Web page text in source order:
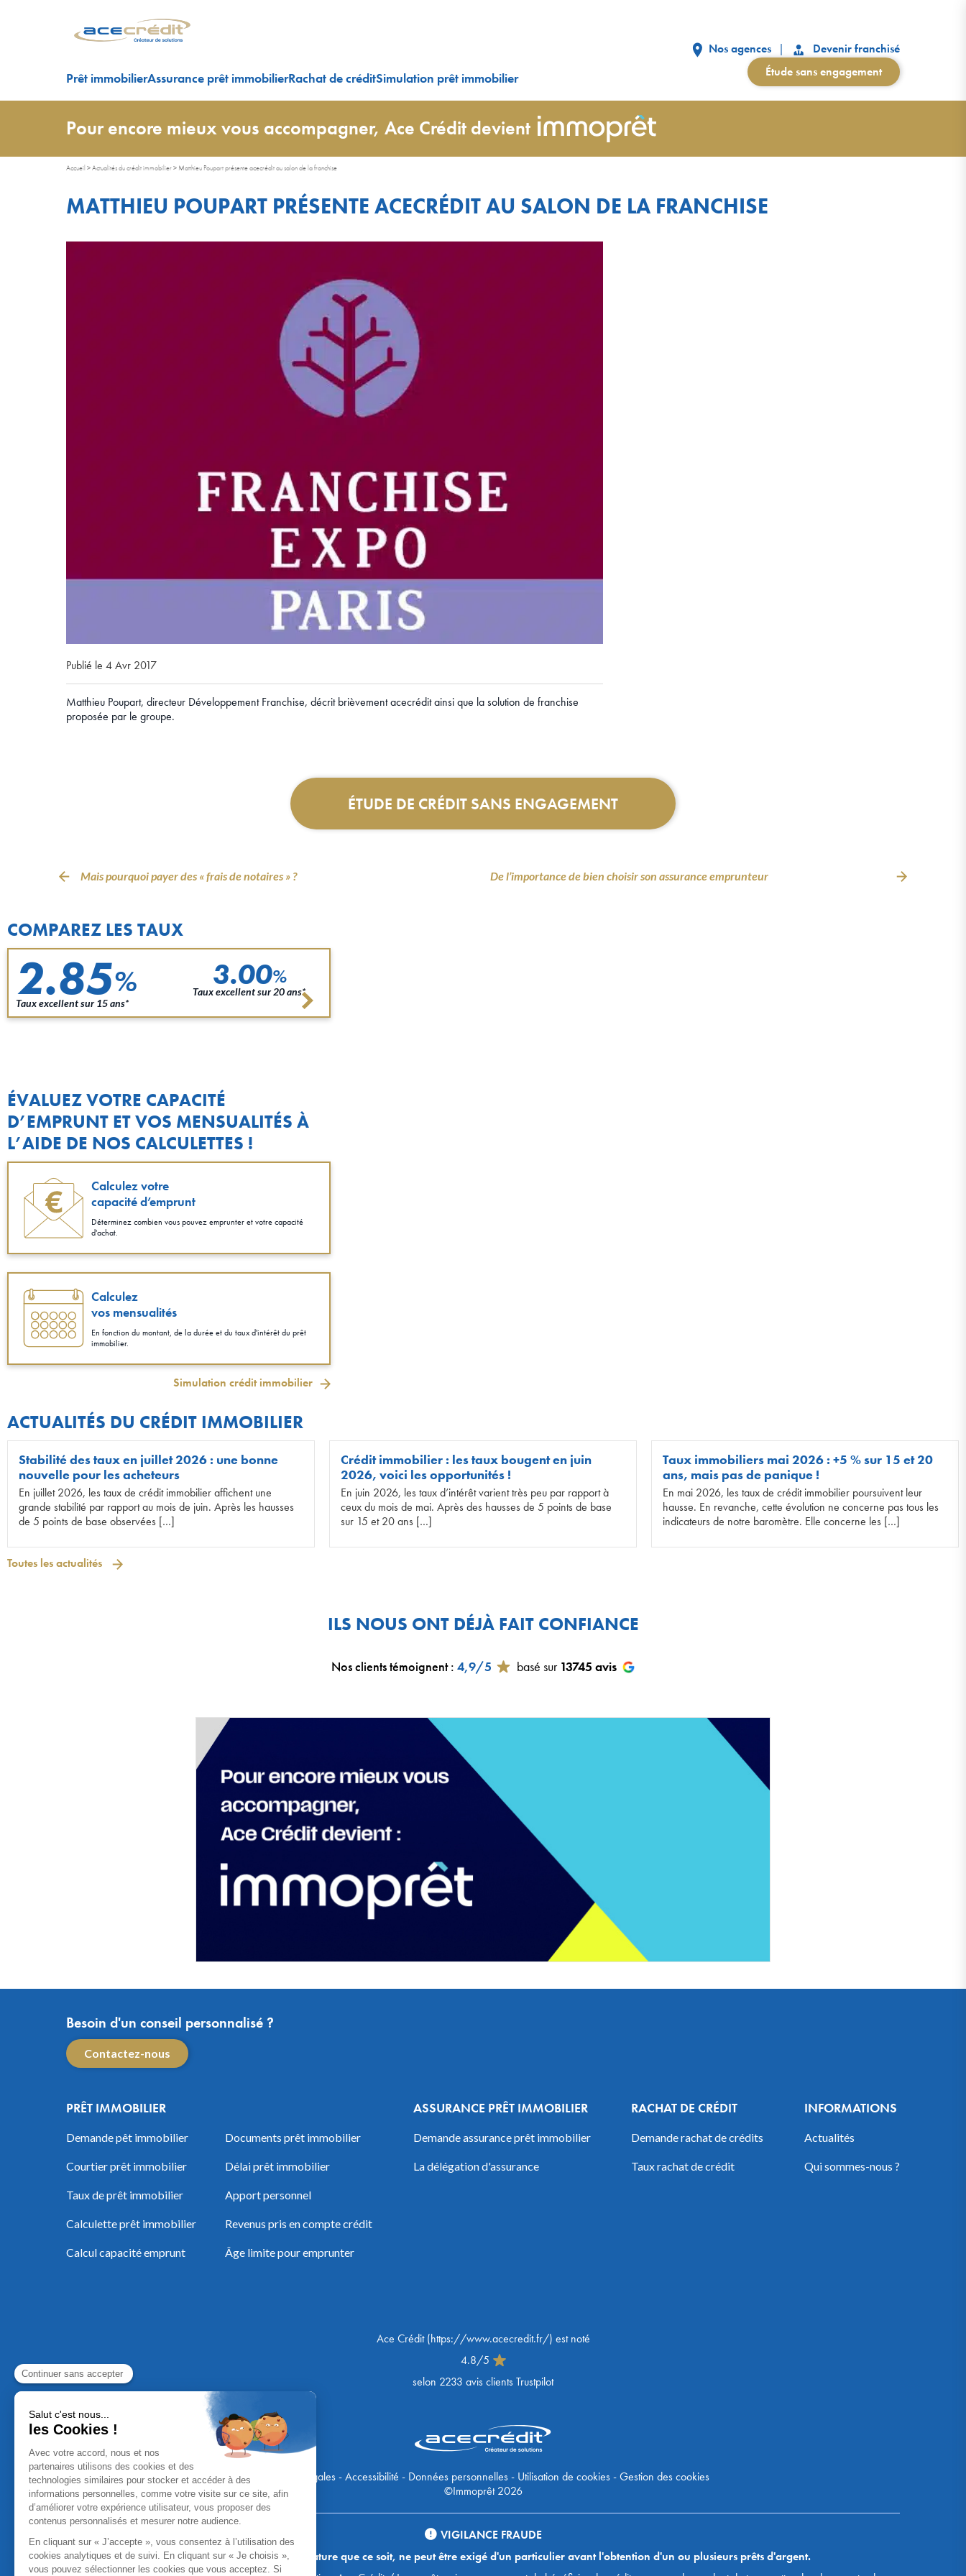
Prêt immobilierAssurance prêt immobilierRachat de créditSimulation prêt immobilier
Nos agences
Devenir franchisé
Étude sans engagement
Pour encore mieux vous accompagner, Ace Crédit devient
Accueil >Actualités du crédit immobilier> Matthieu Poupart présente acecrédit au salon de la franchise
MATTHIEU POUPART PRÉSENTE ACECRÉDIT AU SALON DE LA FRANCHISE
Publié le 4 Avr 2017
Matthieu Poupart, directeur Développement Franchise, décrit brièvement acecrédit ainsi que la solution de franchise
proposée par le groupe.
ÉTUDE DE CRÉDIT SANS ENGAGEMENT
Mais pourquoi payer des « frais de notaires » ? De l’importance de bien choisir son assurance emprunteur
COMPAREZ LES TAUX
2.85%
Taux excellent sur 15 ans*
3.00%
Taux excellent sur 20 ans*
ÉVALUEZ VOTRE CAPACITÉ
D’EMPRUNT ET VOS MENSUALITÉS À
L’AIDE DE NOS CALCULETTES !
Calculez votre
capacité d’emprunt
Déterminez combien vous pouvez emprunter et votre capacité
d'achat.
Calculez
vos mensualités
En fonction du montant, de la durée et du taux d'intérêt du prêt
immobilier.
Simulation crédit immobilier
ACTUALITÉS DU CRÉDIT IMMOBILIER
Stabilité des taux en juillet 2026 : une bonne
nouvelle pour les acheteurs
En juillet 2026, les taux de crédit immobilier affichent une
grande stabilité par rapport au mois de juin. Après les hausses
de 5 points de base observées […]
Crédit immobilier : les taux bougent en juin
2026, voici les opportunités !
En juin 2026, les taux d’intérêt varient très peu par rapport à
ceux du mois de mai. Après des hausses de 5 points de base
sur 15 et 20 ans […]
Taux immobiliers mai 2026 : +5 % sur 15 et 20
ans, mais pas de panique !
En mai 2026, les taux de crédit immobilier poursuivent leur
hausse. En revanche, cette évolution ne concerne pas tous les
indicateurs de notre baromètre. Elle concerne les […]
Toutes les actualités
ILS NOUS ONT DÉJÀ FAIT CONFIANCE
Nos clients témoignent: 4,9/5 basé sur 13745 avis
Besoin d'un conseil personnalisé ?
Contactez-nous
PRÊT IMMOBILIER
Demande pêt immobilier
Courtier prêt immobilier
Taux de prêt immobilier
Calculette prêt immobilier
Calcul capacité emprunt
Documents prêt immobilier
Délai prêt immobilier
Apport personnel
Revenus pris en compte crédit
Âge limite pour emprunter
ASSURANCE PRÊT IMMOBILIER
Demande assurance prêt immobilier
La délégation d'assurance
RACHAT DE CRÉDIT
Demande rachat de crédits
Taux rachat de crédit
INFORMATIONS
Actualités
Qui sommes-nous ?
Ace Crédit(https://www.acecredit.fr/) est noté
4.8/5
selon 2233 avis clients Trustpilot
Mentions Légales-Accessibilité - Données personnelles- Utilisation de cookies-Gestion des cookies
©Immoprêt 2026
VIGILANCE FRAUDE
Aucun versement, de quelque nature que ce soit, ne peut être exigé d'un particulier avant l'obtention d'un ou plusieurs prêts d'argent.